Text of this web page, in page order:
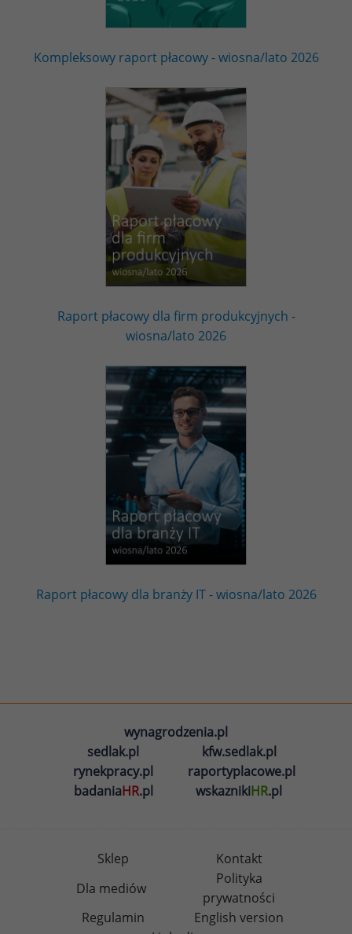
Kompleksowy raport płacowy - wiosna/lato 2026
Raport płacowy dla firm produkcyjnych -
wiosna/lato 2026
Raport płacowy dla branży IT - wiosna/lato 2026
wynagrodzenia.pl
sedlak.pl
kfw.sedlak.pl
rynekpracy.pl
raportyplacowe.pl
badaniaHR.pl wskaznikiHR.pl
Sklep
Kontakt
Dla mediów
Polityka
prywatności
Regulamin
English version